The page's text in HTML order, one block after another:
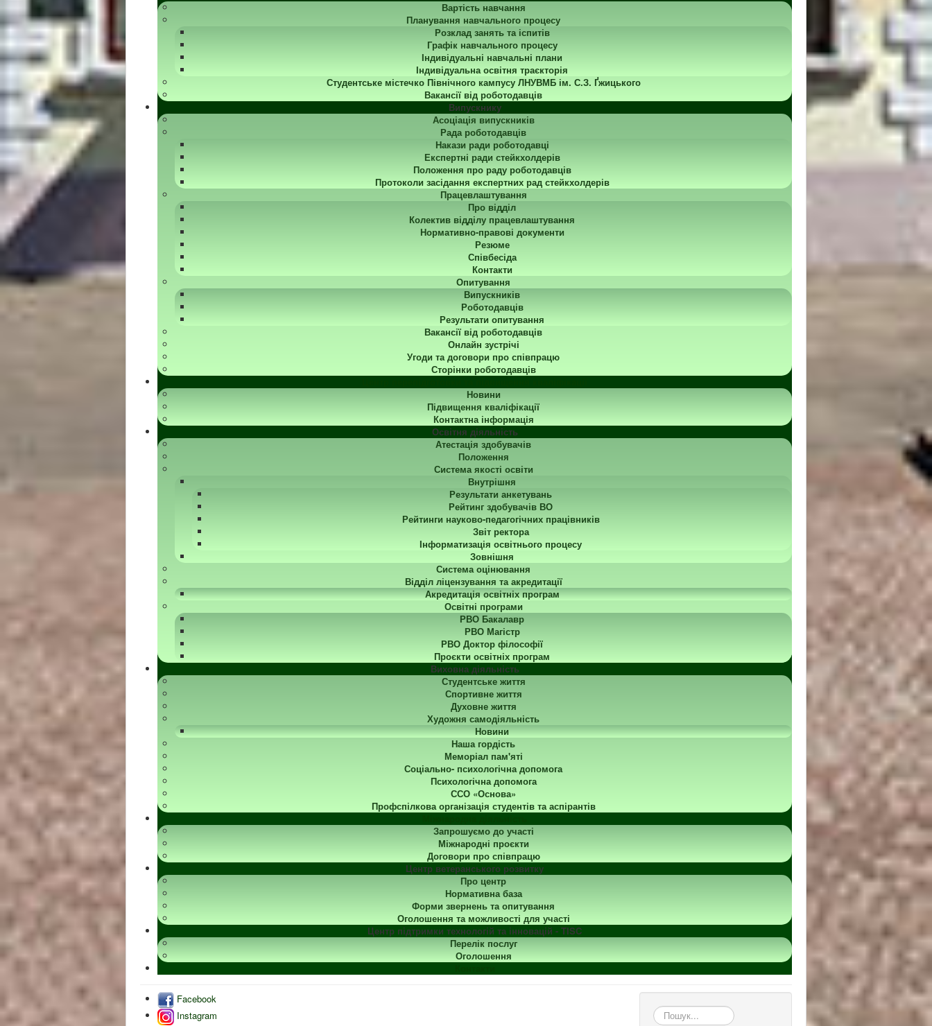
Вартість навчання
Планування навчального процесу
Розклад занять та іспитів
Графік навчального процесу
Індивідуальні навчальні плани
Індивідуальна освітня траєкторія
Студентське містечко Північного кампусу ЛНУВМБ ім. С.З. Ґжицького
Вакансії від роботодавців
Випускнику
Асоціація випускників
Рада роботодавців
Накази ради роботодавці
Експертні ради стейкхолдерів
Положення про раду роботодавців
Протоколи засідання експертних рад стейкхолдерів
Працевлаштування
Про відділ
Колектив відділу працевлаштування
Нормативно-правові документи
Резюме
Співбесіда
Контакти
Опитування
Випускників
Роботодавців
Результати опитування
Вакансії від роботодавців
Онлайн зустрічі
Угоди та договори про співпрацю
Сторінки роботодавців
Новини
Підвищення кваліфікації
Контактна інформація
Освітня діяльність
Атестація здобувачів
Положення
Система якості освіти
Внутрішня
Результати анкетувань
Рейтинг здобувачів ВО
Рейтинги науково-педагогічних працівників
Звіт ректора
Інформатизація освітнього процесу
Зовнішня
Система оцінювання
Відділ ліцензування та акредитації
Акредитація освітніх програм
Освітні програми
РВО Бакалавр
РВО Магістр
РВО Доктор філософії
Проєкти освітніх програм
Виховна діяльність
Студентське життя
Спортивне життя
Духовне життя
Художня самодіяльність
Новини
Наша гордість
Меморіал пам'яті
Соціально- психологічна допомога
Психологічна допомога
ССО «Основа»
Профспілкова організація студентів та аспірантів
Запрошуємо до участі
Міжнародні проєкти
Договори про співпрацю
Центр ветеранського розвитку
Про центр
Нормативна база
Форми звернень та опитування
Оголошення та можливості для участі
Центр підтримки технологій та інновацій - TISC
Перелік послуг
Оголошення
Facebook
Instagram
пошук